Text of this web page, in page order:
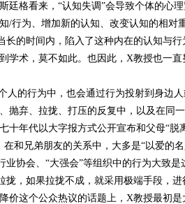
廷格看来，“认知失调”会导致个体的心
/行为、增加新的认知、改变认知的相对
长的时间内，陷入了这种内在的认知与
学术，莫不如此。也因此，X教授也一
人的行为中，也会通过行为投射到身边
抛弃、拉拢、打压的反复中，以及在同
十年代以大字报方式公开宣布和父母“脱
和兄弟朋友的关系中，大多是“以爱的
业协会、“大强会”等组织中的行为大致
拢，如果拉拢不成，就采用极端手段，
价这个公众热议的话题上，X教授最初